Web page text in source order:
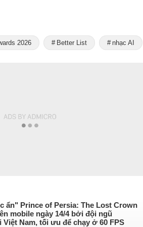
2026 Better List nhạc AI
ẩn" Prince of Persia: The Lost Crown
mobile ngày 14/4 bởi đội ngũ
Việt Nam, tối ưu để chạy ở 60 FPS